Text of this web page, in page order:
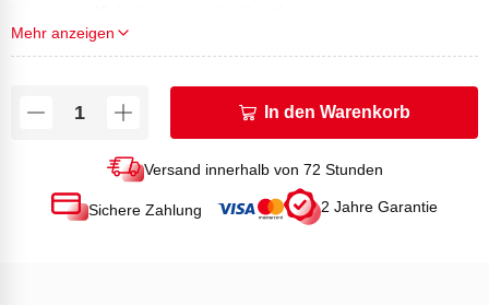
Abdichtungswerkzeug,
Die Einheit besteht aus HandgriffArt.-Nr. 605WR, Becher
Druckminderer 4 barArt.-Nr. 684R1
leistungsstarke, einfach zu bedienende
Mehr anzeigen
In den Warenkorb
Versand innerhalb von 72 Stunden
Sichere Zahlung 2 Jahre Garantie